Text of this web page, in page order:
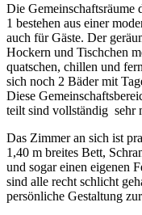
Die Gemeinschaftsräume
1 bestehen aus einer
auch für Gäste. Der
Hockern und Tischchen
quatschen, chillen und
sich noch 2 Bäder mit
Diese
teilt sind vollständig sehr
Das Zimmer an sich ist
1,40 m breites Bett,
und sogar einen eigenen
sind alle recht schlicht
persönliche Gestaltung